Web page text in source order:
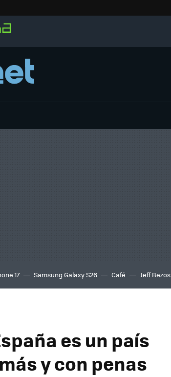
17 Samsung Galaxy S26 Café Jeff Bezos
es un país
y con penas